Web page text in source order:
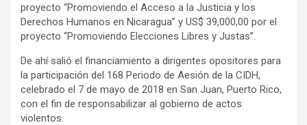
proyecto “Promoviendo el Acceso a la Justicia y los
Derechos Humanos en Nicaragua” y US$ 39,000,00 por el
proyecto “Promoviendo Elecciones Libres y Justas”.
De ahí salió el financiamiento a dirigentes opositores para
la participación del 168 Periodo de Aesión de la CIDH,
celebrado el 7 de mayo de 2018 en San Juan, Puerto Rico,
con el fin de responsabilizar al gobierno de actos
violentos.